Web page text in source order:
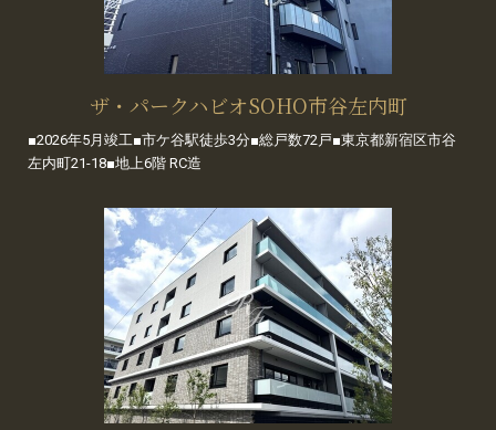
ザ・パークハビオSOHO市谷左内町
■2026年5月竣工■市ケ谷駅徒歩3分■総戸数72戸■東京都新宿区市谷
左内町21-18■地上6階 RC造